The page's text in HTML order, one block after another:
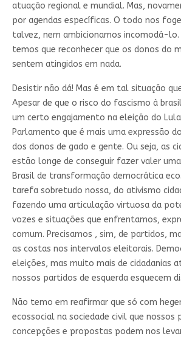
atuação regional e mundial. Mas,
por agendas específicas. O todo nos
talvez, nem ambicionamos incomodá-
temos que reconhecer que os donos do
sentem atingidos em nada.
Desistir não dá! Mas é em tal situação
Apesar de que o risco do fascismo à
um certo engajamento na eleição do
Parlamento que é mais uma expressão
dos donos de gado e gente. Ou seja, as
estão longe de conseguir fazer valer
Brasil de transformação democrática
tarefa sobretudo nossa, do ativismo
fazendo uma articulação virtuosa da
vozes e situações que enfrentamos,
comum. Precisamos , sim, de partidos,
as costas nos intervalos eleitorais.
eleições, mas muito mais de cidadanias
nossos partidos de esquerda esquecem
Não temo em reafirmar que só com
ecossocial na sociedade civil que nossos
concepções e propostas podem nos